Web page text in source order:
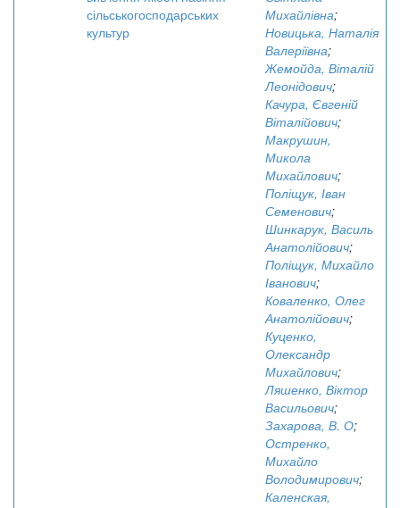
сільськогосподарських
культур
Михайлівна;
Новицька, Наталія
Валеріївна;
Жемойда, Віталій
Леонідович;
Качура, Євгеній
Віталійович;
Макрушин,
Микола
Михайлович;
Поліщук, Іван
Семенович;
Шинкарук, Василь
Анатолійович;
Поліщук, Михайло
Іванович;
Коваленко, Олег
Анатолійович;
Куценко,
Олександр
Михайлович;
Ляшенко, Віктор
Васильович;
Захарова, В. О;
Остренко,
Михайло
Володимирович;
Каленская,